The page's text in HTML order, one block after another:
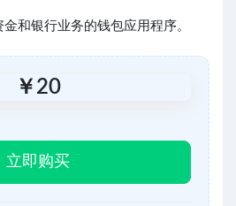
和银行业务的钱包应用程序。
￥ 20
立即购买